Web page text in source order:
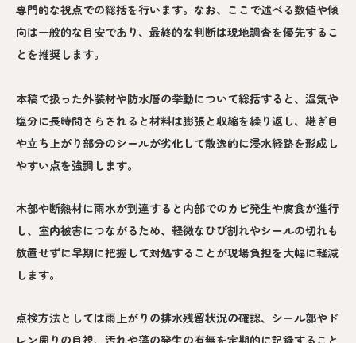
専門的な視点での総括を行います。なお、ここで述べる数値や傾
向は一般的な目安であり、最終的な判断は現地調査を優先するこ
とを推奨します。
本稿で扱った外装材や防水層の挙動について総括すると、湿気や
塩分に長時間さらされると材料は膨張と収縮を繰り返し、継ぎ目
や立ち上がり部分のシールが劣化して散逸的に浸水経路を形成し
やすい点を強調します。
木部や断熱材に雨水が到達すると内部でのカビ発生や腐食が進行
し、室内被害につながるため、軽微なひび割れやシールの切れも
放置せずに早期に把握して対処することが現場負担を大幅に軽減
します。
点検方法としては雨上がりの排水残留状況の確認、シール部やド
レン周りの目視、汚れや藻の発生の有無を定期的に記録すること